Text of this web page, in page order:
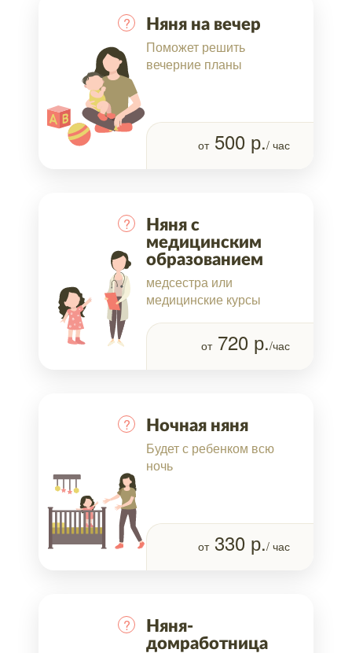
Няня на вечер
Поможет решить
вечерние планы
?
от 500 р./ час
Няня с
медицинским
образованием
медсестра или
медицинские курсы
?
от 720 р./час
Ночная няня
Будет с ребенком всю
ночь
?
от 330 р./ час
Няня-
домработница
?